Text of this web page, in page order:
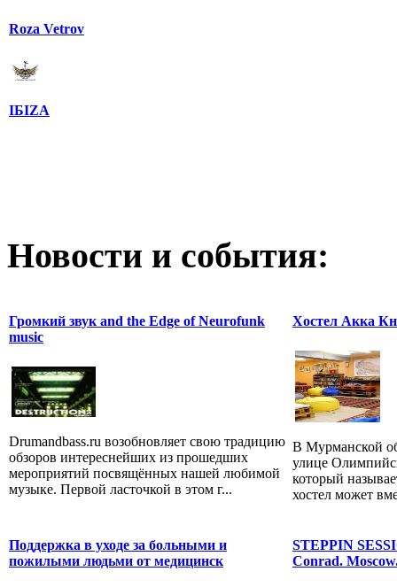
Roza Vetrov
IБIZA
Новости и события:
Громкий звук and the Edge of Neurofunk
music
Drumandbass.ru возобновляет свою традицию
обзоров интереснейших из прошедших
мероприятий посвящённых нашей любимой
музыке. Первой ласточкой в этом г...
Хостел Акка
В Мурманской
улице
который
хостел может
Поддержка в уходе за больными и
пожилыми людьми от медицинск
STEPPIN
Conrad.